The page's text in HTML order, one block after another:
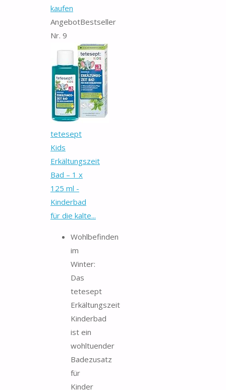
kaufen
AngebotBestseller
Nr. 9
tetesept
Kids
Erkältungszeit
Bad – 1 x
125 ml -
Kinderbad
für die kalte...
Wohlbefinden
im
Winter:
Das
tetesept
Erkältungszeit
Kinderbad
ist ein
wohltuender
Badezusatz
für
Kinder